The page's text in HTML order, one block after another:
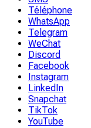
Téléphone
WhatsApp
Telegram
WeChat
Discord
Facebook
Instagram
LinkedIn
Snapchat
TikTok
YouTube